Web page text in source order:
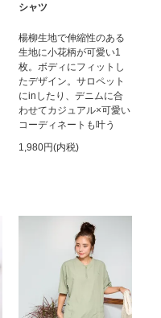
シャツ
楊柳生地で伸縮性のある
生地に小花柄が可愛い1
枚。ボディにフィットし
たデザイン。サロペット
にinしたり、デニムに合
わせてカジュアル×可愛い
コーディネートも叶う
1,980円(内税)